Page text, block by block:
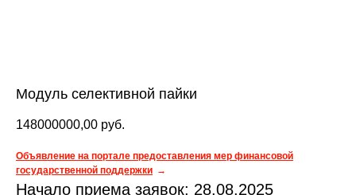
Модуль селективной пайки
148000000,00 руб.
Объявление на портале предоставления мер финансовой
государственной поддержки
Начало приема заявок: 28.08.2025